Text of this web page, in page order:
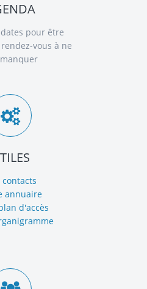
pour être
vous à ne
contacts
annuaire
d'accès